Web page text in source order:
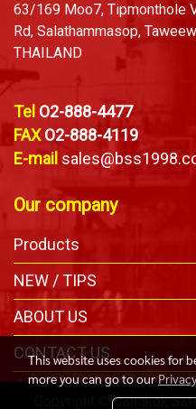
63/169 Moo7, Tipmonthole
Rd, Salathammasop,
THAILAND
Tel O2-888-4477
FAXO2-888-4119
E-mail
Our company
Products
NEW / TIPS
ABOUT US
CONTACT US
Copyright © Bangkok
This website uses cookies for
more you can go to our